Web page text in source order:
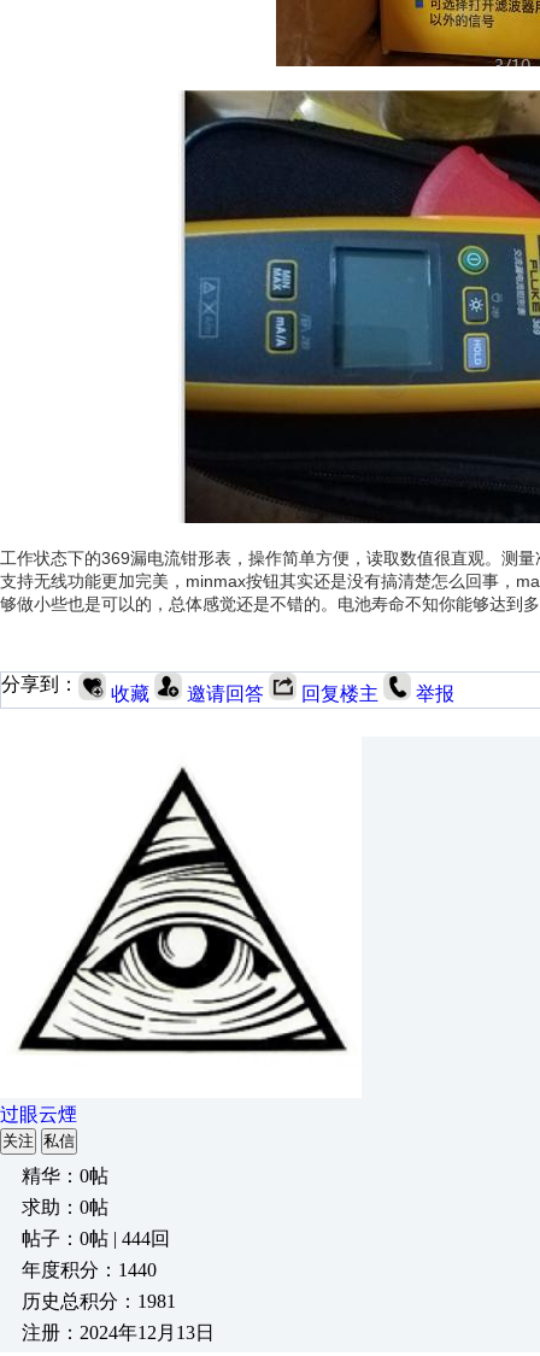
工作状态下的369漏电流钳形表，操作简单方便，读取数值很直观。测
支持无线功能更加完美，minmax按钮其实还是没有搞清楚怎么回事，
够做小些也是可以的，总体感觉还是不错的。电池寿命不知你能够达到
分享到： 收藏 邀请回答 回复楼主 举报
过眼云煙
关注 私信
精华：0帖
求助：0帖
帖子：0帖 | 444回
年度积分：1440
历史总积分：1981
注册：2024年12月13日